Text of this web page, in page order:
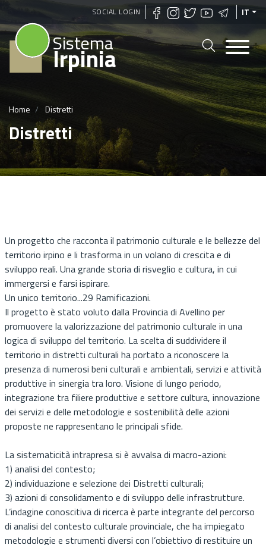
Salta
al
contenuto
principale
SOCIAL LOGIN IT
Sistema
Irpinia
Home Distretti
Distretti
Un progetto che racconta il patrimonio culturale e le bellezze del
territorio irpino e li trasforma in un volano di crescita e di
sviluppo reali. Una grande storia di risveglio e cultura, in cui
immergersi e farsi ispirare.
Un unico territorio...29 Ramificazioni.
Il progetto è stato voluto dalla Provincia di Avellino per
promuovere la valorizzazione del patrimonio culturale in una
logica di sviluppo del territorio. La scelta di suddividere il
territorio in distretti culturali ha portato a riconoscere la
presenza di numerosi beni culturali e ambientali, servizi e attività
produttive in sinergia tra loro. Visione di lungo periodo,
integrazione tra filiere produttive e settore cultura, innovazione
dei servizi e delle metodologie e sostenibilità delle azioni
proposte ne rappresentano le principali sfide.
La sistematicità intrapresa si è avvalsa di macro-azioni:
1) analisi del contesto;
2) individuazione e selezione dei Distretti culturali;
3) azioni di consolidamento e di sviluppo delle infrastrutture.
L’indagine conoscitiva di ricerca è parte integrante del percorso
di analisi del contesto culturale provinciale, che ha impiegato
metodologie e strumenti diversi con l’obiettivo di restituire un